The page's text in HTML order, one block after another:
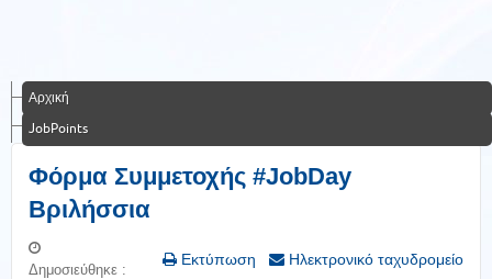
Αρχική
JobPoints
Φόρμα Συμμετοχής #JobDay
Βριλήσσια
Εκτύπωση Ηλεκτρονικό ταχυδρομείο
Δημοσιεύθηκε :